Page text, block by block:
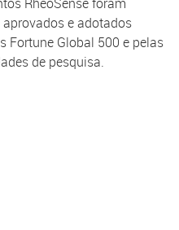
e adotados
Fortune Global 500 e pelas
de pesquisa.